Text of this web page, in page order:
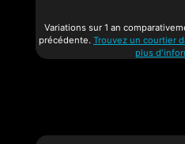
Variations sur 1 an
précédente. Trouvez un courtier
plus